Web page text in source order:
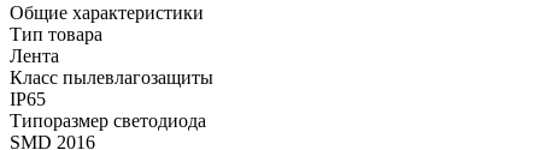
Общие характеристики
Тип товара
Лента
Класс пылевлагозащиты
IP65
Типоразмер светодиода
SMD 2016